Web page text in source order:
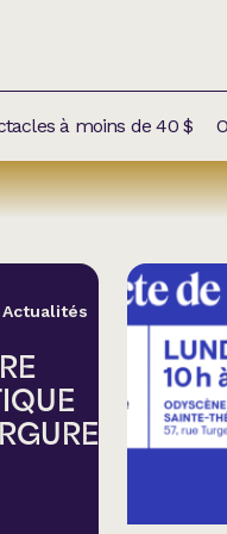
à moins de 40 $
Actualités